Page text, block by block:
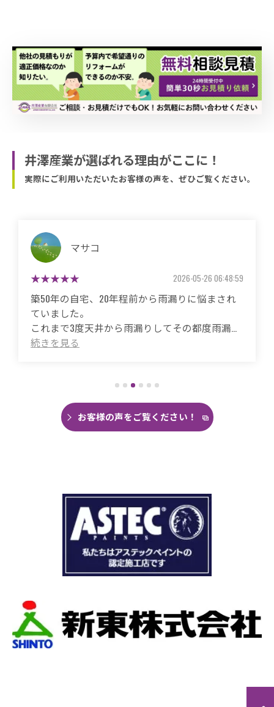
井澤産業が選ばれる理由がここに！
実際にご利用いただいたお客様の声を、ぜひご覧ください。
マサコ
2026-05-26 06:48:59
築50年の自宅、20年程前から雨漏りに悩まされ
ていました。
これまで3度天井から雨漏りしてその都度雨漏り
箇所は修繕してもらいましたがスッキリ直った
がなく雨の日は憂鬱で仕方ありませんでした。
今回は絶対に原因を特定して修繕してほしいと
思い毎日口コミを見て井澤産業さんにたどり着
くことができました。
瓦の劣化がだいぶ進んでいて所々でヒビや1箇所
穴が空いているのもわりました。
本当は屋根全部を変えたいところでしたが、こ
の先10数年で住み替え予定なので瓦の差し替え
をお願いしました。
作業です。
当初夕方４時頃終了予定が、家にあった予備の
瓦まで使って瓦を差し替えてもらったので薄暗
くなるまで頑張っていただき頭の下がる思いで
お客様の声をご覧ください！